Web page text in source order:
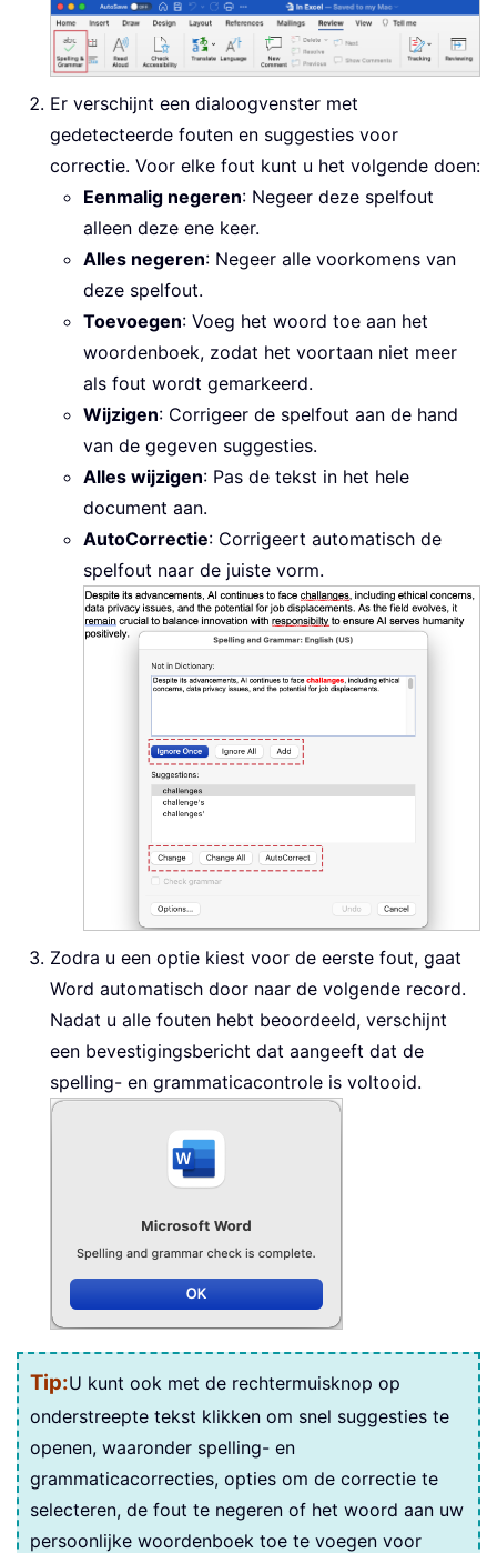
Er verschijnt een dialoogvenster met
gedetecteerde fouten en suggesties voor
correctie. Voor elke fout kunt u het volgende doen:
Eenmalig negeren: Negeer deze spelfout
alleen deze ene keer.
Alles negeren: Negeer alle voorkomens van
deze spelfout.
Toevoegen: Voeg het woord toe aan het
woordenboek, zodat het voortaan niet meer
als fout wordt gemarkeerd.
Wijzigen: Corrigeer de spelfout aan de hand
van de gegeven suggesties.
Alles wijzigen: Pas de tekst in het hele
document aan.
AutoCorrectie: Corrigeert automatisch de
spelfout naar de juiste vorm.
Zodra u een optie kiest voor de eerste fout, gaat
Word automatisch door naar de volgende record.
Nadat u alle fouten hebt beoordeeld, verschijnt
een bevestigingsbericht dat aangeeft dat de
spelling- en grammaticacontrole is voltooid.
Tip:U kunt ook met de rechtermuisknop op
onderstreepte tekst klikken om snel suggesties te
openen, waaronder spelling- en
grammaticacorrecties, opties om de correctie te
selecteren, de fout te negeren of het woord aan uw
persoonlijke woordenboek toe te voegen voor